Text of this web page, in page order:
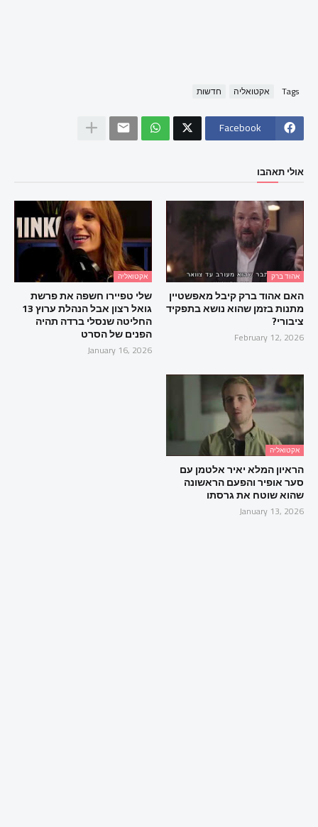
Tags אקטואליה חדשות
Facebook
אולי תאהבו
אהוד ברק
האם אהוד ברק קיבל מאפשטיין
מתנות בזמן שהוא נושא בתפקיד
ציבורי?
February 12, 2026
אקטואליה
שלי טפיירו חשפה את פרשת
גואל רצון אבל הנהלת ערוץ 13
החליטה שנסלי ברדה תהיה
הפנים של הסרט
January 16, 2026
אקטואליה
הראיון המלא יאיר אלטמן עם
סער אופיר והפעם הראשונה
שהוא שוטח את גרסתו
January 13, 2026